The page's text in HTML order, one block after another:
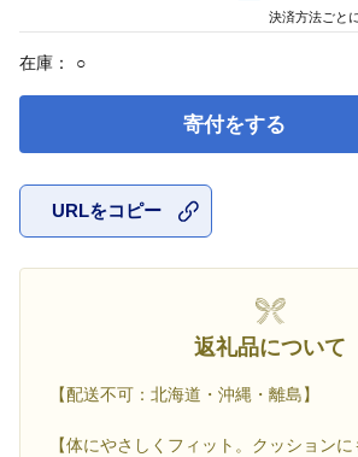
在庫： ○
寄付をする
URLをコピー
返礼品について
【配送不可：北海道・沖縄・離島】
【体にやさしくフィット。クッション
決済方法ごと